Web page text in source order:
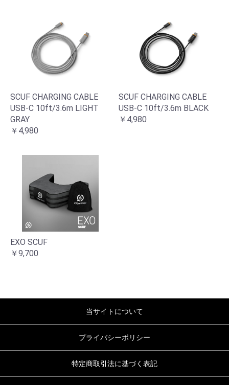
SCUF CHARGING CABLE
USB-C 10ft/3.6m LIGHT
GRAY
￥4,980
SCUF CHARGING CABLE
USB-C 10ft/3.6m BLACK
￥4,980
EXO SCUF
￥9,700
当サイトについて
プライバシーポリシー
特定商取引法に基づく表記